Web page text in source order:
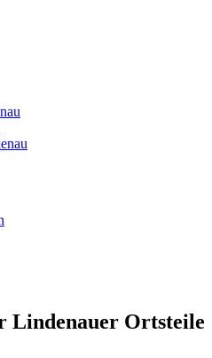
Lindenauer Ortsteile